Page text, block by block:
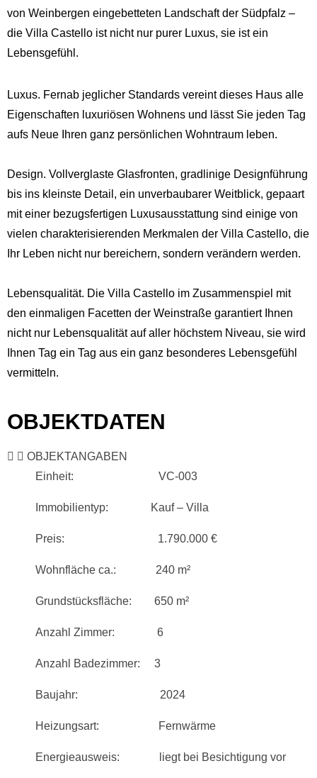
von Weinbergen eingebetteten Landschaft der Südpfalz –
die Villa Castello ist nicht nur purer Luxus, sie ist ein
Lebensgefühl.
Luxus. Fernab jeglicher Standards vereint dieses Haus alle
Eigenschaften luxuriösen Wohnens und lässt Sie jeden Tag
aufs Neue Ihren ganz persönlichen Wohntraum leben.
Design. Vollverglaste Glasfronten, gradlinige Designführung
bis ins kleinste Detail, ein unverbaubarer Weitblick, gepaart
mit einer bezugsfertigen Luxusausstattung sind einige von
vielen charakterisierenden Merkmalen der Villa Castello, die
Ihr Leben nicht nur bereichern, sondern verändern werden.
Lebensqualität. Die Villa Castello im Zusammenspiel mit
den einmaligen Facetten der Weinstraße garantiert Ihnen
nicht nur Lebensqualität auf aller höchstem Niveau, sie wird
Ihnen Tag ein Tag aus ein ganz besonderes Lebensgefühl
vermitteln.
OBJEKTDATEN
OBJEKTANGABEN
Einheit: VC-003
Immobilientyp: Kauf – Villa
Preis: 1.790.000 €
Wohnfläche ca.: 240 m²
Grundstücksfläche: 650 m²
Anzahl Zimmer: 6
Anzahl Badezimmer: 3
Baujahr: 2024
Heizungsart: Fernwärme
Energieausweis: liegt bei Besichtigung vor